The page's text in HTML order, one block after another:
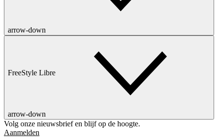
arrow-down
FreeStyle Libre
arrow-down
Volg onze nieuwsbrief en blijf op de hoogte.
Aanmelden